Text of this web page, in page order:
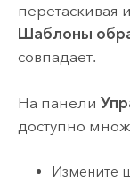
перетаскивая
Шаблоны
совпадает.
На панели
доступно
Измените